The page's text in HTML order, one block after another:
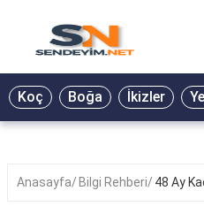
BİYOGRAFİ
GALERİ
Koç Boğa İkizler
Anasayfa Bilgi Rehberi 48 Ay